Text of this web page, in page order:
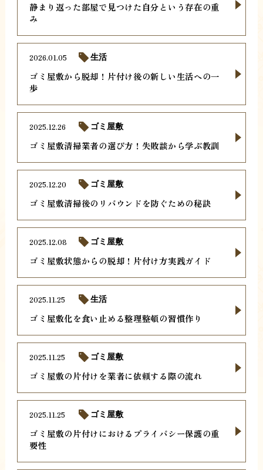
静まり返った部屋で見つけた自分という存在の重
み
ゴミ屋敷から脱却！片付け後の新しい生活への一
歩
2026.01.05 生活
ゴミ屋敷清掃業者の選び方！失敗談から学ぶ教訓
2025.12.26 ゴミ屋敷
ゴミ屋敷清掃後のリバウンドを防ぐための秘訣
2025.12.20 ゴミ屋敷
ゴミ屋敷状態からの脱却！片付け方実践ガイド
2025.12.08 ゴミ屋敷
ゴミ屋敷化を食い止める整理整頓の習慣作り
2025.11.25 生活
ゴミ屋敷の片付けを業者に依頼する際の流れ
2025.11.25 ゴミ屋敷
ゴミ屋敷の片付けにおけるプライバシー保護の重
要性
2025.11.25 ゴミ屋敷